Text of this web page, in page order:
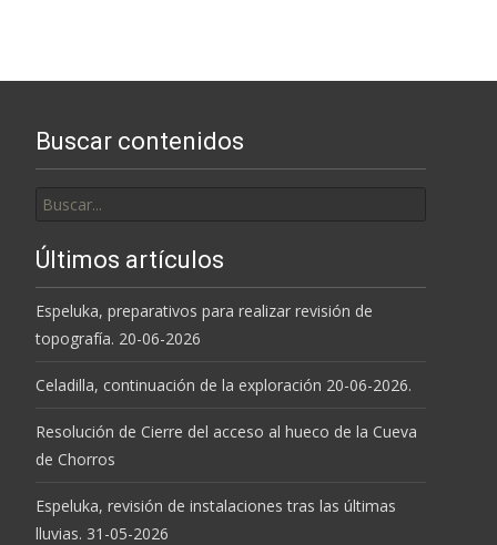
Buscar contenidos
por:
Últimos artículos
Espeluka, preparativos para realizar revisión de
topografía. 20-06-2026
Celadilla, continuación de la exploración 20-06-2026.
Resolución de Cierre del acceso al hueco de la Cueva
de Chorros
Espeluka, revisión de instalaciones tras las últimas
lluvias. 31-05-2026